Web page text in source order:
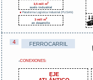
Plataforma Logística Industrial (PLISAN)
3,5 mill m2
suelo industrial
3 mill m2
en desarrollo
4 FERROCARRIL
«CONEXIONES:
EJE